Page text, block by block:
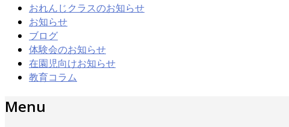
おれんじクラスのお知らせ
お知らせ
ブログ
体験会のお知らせ
在園児向けお知らせ
教育コラム
Menu